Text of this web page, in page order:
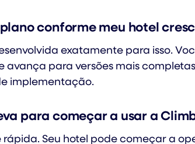
conforme meu hotel
exatamente para isso.
avança para versões mais
implementação.
para começar a usar a
Seu hotel pode começar a